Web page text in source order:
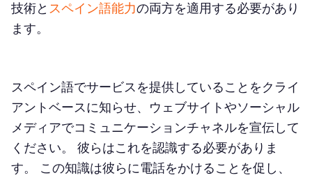
技術と スペイン語能力の両方を適用する必要があり
ます。
スペイン語でサービスを提供していることをクライ
アントベースに知らせ、ウェブサイトやソーシャル
メディアでコミュニケーションチャネルを宣伝して
ください。 彼らはこれを認識する必要がありま
す。 この知識は彼らに電話をかけることを促し、